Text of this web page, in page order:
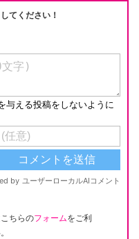
てください！
ちらのフォームをご利